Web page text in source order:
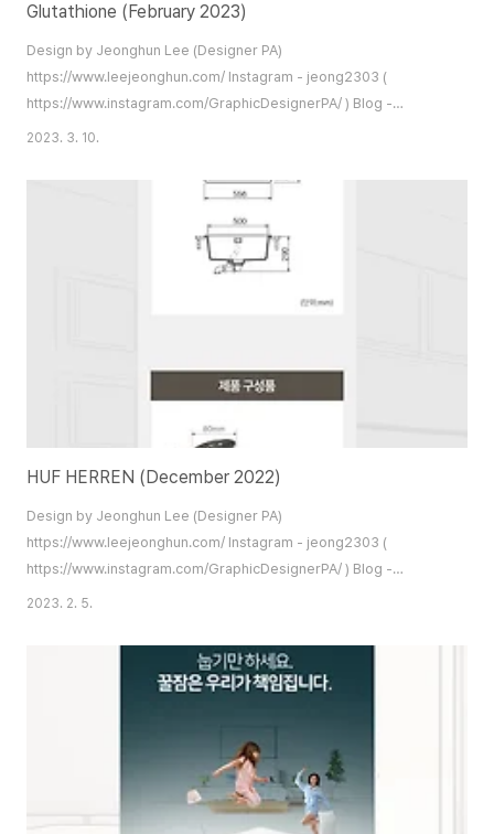
Glutathione (February 2023)
Design by Jeonghun Lee (Designer PA)
https://www.leejeonghun.com/ Instagram - jeong2303 (
https://www.instagram.com/GraphicDesignerPA/ ) Blog -
https://artworks2004.tistory.com/ Kakao Talk - jeong2303 (
2023. 3. 10.
HUF HERREN (December 2022)
Design by Jeonghun Lee (Designer PA)
https://www.leejeonghun.com/ Instagram - jeong2303 (
https://www.instagram.com/GraphicDesignerPA/ ) Blog -
https://artworks2004.tistory.com/ Kakao Talk - jeong2303 (
2023. 2. 5.